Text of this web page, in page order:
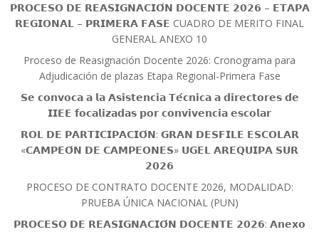
𝗣𝗥𝗢𝗖𝗘𝗦𝗢 𝗗𝗘 𝗥𝗘𝗔𝗦𝗜𝗚𝗡𝗔𝗖𝗜𝗢́𝗡 𝗗𝗢𝗖𝗘𝗡𝗧𝗘 𝟮𝟬𝟮𝟲 – 𝗘𝗧𝗔𝗣𝗔
𝗥𝗘𝗚𝗜𝗢𝗡𝗔𝗟 – 𝗣𝗥𝗜𝗠𝗘𝗥𝗔 𝗙𝗔𝗦𝗘 CUADRO DE MERITO FINAL
GENERAL ANEXO 10
Proceso de Reasignación Docente 2026: Cronograma para
Adjudicación de plazas Etapa Regional-Primera Fase
𝗦𝗲 𝗰𝗼𝗻𝘃𝗼𝗰𝗮 𝗮 𝗹𝗮 𝗔𝘀𝗶𝘀𝘁𝗲𝗻𝗰𝗶𝗮 𝗧𝗲́𝗰𝗻𝗶𝗰𝗮 𝗮 𝗱𝗶𝗿𝗲𝗰𝘁𝗼𝗿𝗲𝘀 𝗱𝗲
𝗜𝗜𝗘𝗘 𝗳𝗼𝗰𝗮𝗹𝗶𝘇𝗮𝗱𝗮𝘀 𝗽𝗼𝗿 𝗰𝗼𝗻𝘃𝗶𝘃𝗲𝗻𝗰𝗶𝗮 𝗲𝘀𝗰𝗼𝗹𝗮𝗿
𝗥𝗢𝗟 𝗗𝗘 𝗣𝗔𝗥𝗧𝗜𝗖𝗜𝗣𝗔𝗖𝗜𝗢́𝗡: 𝗚𝗥𝗔𝗡 𝗗𝗘𝗦𝗙𝗜𝗟𝗘 𝗘𝗦𝗖𝗢𝗟𝗔𝗥
«𝗖𝗔𝗠𝗣𝗘𝗢́𝗡 𝗗𝗘 𝗖𝗔𝗠𝗣𝗘𝗢𝗡𝗘𝗦» 𝗨𝗚𝗘𝗟 𝗔𝗥𝗘𝗤𝗨𝗜𝗣𝗔 𝗦𝗨𝗥
𝟮𝟬𝟮𝟲
PROCESO DE CONTRATO DOCENTE 2026, MODALIDAD:
PRUEBA ÚNICA NACIONAL (PUN)
𝗣𝗥𝗢𝗖𝗘𝗦𝗢 𝗗𝗘 𝗥𝗘𝗔𝗦𝗜𝗚𝗡𝗔𝗖𝗜𝗢́𝗡 𝗗𝗢𝗖𝗘𝗡𝗧𝗘 𝟮𝟬𝟮𝟲: 𝗔𝗻𝗲𝘅𝗼